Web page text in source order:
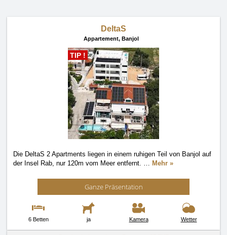
DeltaS
Appartement, Banjol
TIP !
Die DeltaS 2 Apartments liegen in einem ruhigen Teil von Banjol auf
der Insel Rab, nur 120m vom Meer entfernt. … Mehr »
Ganze Präsentation
6 Betten ja Kamera Wetter